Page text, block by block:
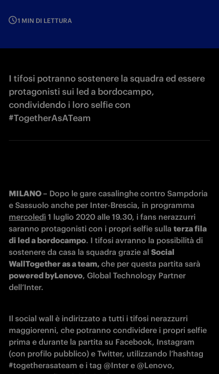
1 MIN DI LETTURA
I tifosi potranno sostenere la squadra ed essere
protagonisti sui led a bordocampo,
condividendo i loro selfie con
#TogetherAsATeam
MILANO – Dopo le gare casalinghe contro Sampdoria
mercoledì 1 luglio 2020 alle 19.30, i fans nerazzurri
saranno protagonisti con i propri selfie sulla terza fila
di led a bordocampo. I tifosi avranno la possibilità di
sostenere da casa la squadra grazie al Social
WallTogether as a team,
powered byLenovo, Global Technology Partner
dell’Inter.
Il social wall è indirizzato a tutti i tifosi nerazzurri
maggiorenni, che potranno condividere i propri selfie
prima e durante la partita su Facebook, Instagram
(con profilo pubblico) e Twitter, utilizzando l’hashtag
#togetherasateam e i tag @Inter e @Lenovo,